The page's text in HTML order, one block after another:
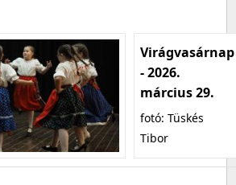
Virágvasárnap
- 2026.
március 29.
fotó: Tüskés
Tibor